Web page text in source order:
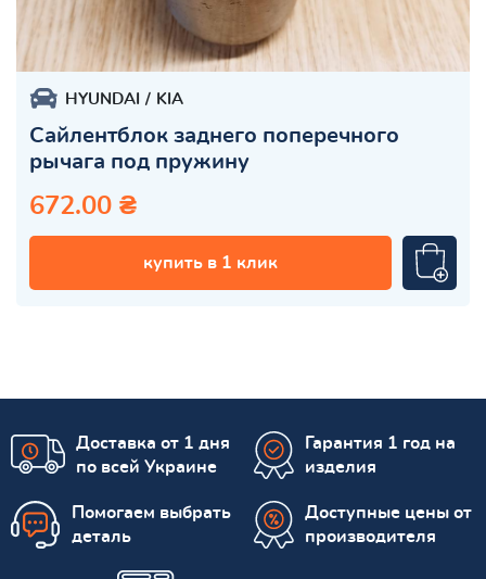
HYUNDAI KIA
Сайлентблок заднего поперечного
рычага под пружину
672.00 ₴
купить в 1 клик
Доставка от 1 дня
по всей Украине
Гарантия 1 год на
изделия
Помогаем выбрать
деталь
Доступные цены от
производителя